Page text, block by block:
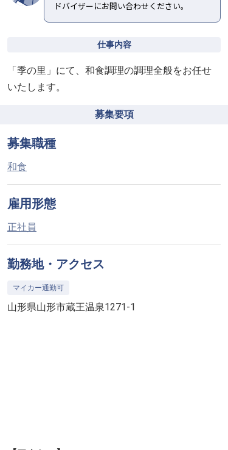
ドバイザーにお問い合わせください。
仕事内容
「季の里」にて、和食調理の調理全般をお任せ
いたします。
募集要項
募集職種
和食
雇用形態
正社員
勤務地・アクセス
マイカー通勤可
山形県山形市蔵王温泉1271-1